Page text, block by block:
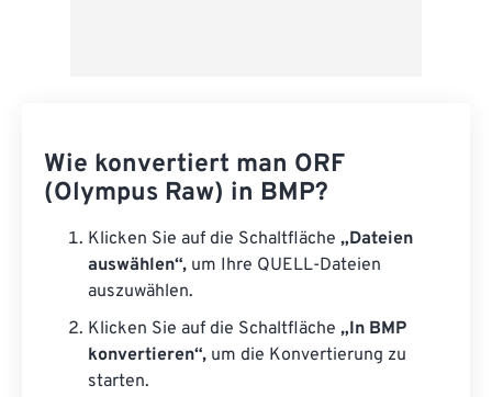
Wie konvertiert man ORF
(Olympus Raw) in BMP?
Klicken Sie auf die Schaltfläche „Dateien
auswählen“, um Ihre QUELL-Dateien
auszuwählen.
Klicken Sie auf die Schaltfläche „In BMP
konvertieren“, um die Konvertierung zu
starten.